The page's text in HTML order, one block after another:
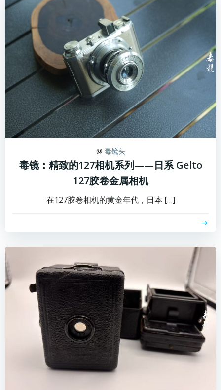
@ 毒镜头
毒镜：精致的127相机系列——日系 Gelto
127胶卷金属相机
在127胶卷相机的黄金年代，日本 […]